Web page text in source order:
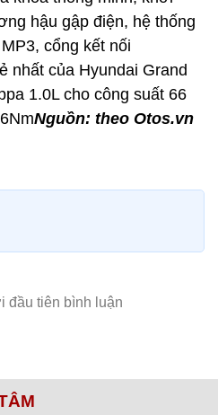
hậu gập điện, hệ thống
cổng kết nối
nhất của Hyundai Grand
1.0L cho công suất 66
Nguồn: theo Otos.vn